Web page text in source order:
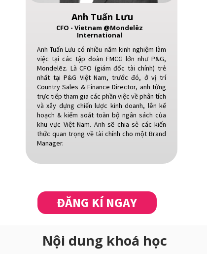
ĐĂNG KÍ NGAY
Anh Tuấn Lưu có nhiều năm kinh nghiệm làm
việc tại các tập đoàn FMCG lớn như P&G,
Mondelēz. Là CFO (giám đốc tài chính) trẻ
nhất tại P&G Việt Nam, trước đó, ở vị trí
Country Sales & Finance Director, anh từng
trực tiếp tham gia các phần việc về phân tích
và xây dựng chiến lược kinh doanh, lên kế
hoạch & kiểm soát toàn bộ ngân sách của
khu vực Việt Nam. Anh sẽ chia sẻ các kiến
thức quan trọng về tài chính cho một Brand
Manager.
Anh Tuấn Lưu
CFO - Vietnam @Mondelēz
International
Nội dung khoá học